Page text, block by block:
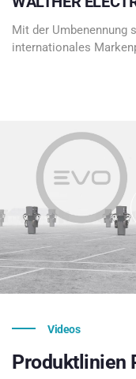
Mit der Umbenennung
internationales
Videos
Produktlinien